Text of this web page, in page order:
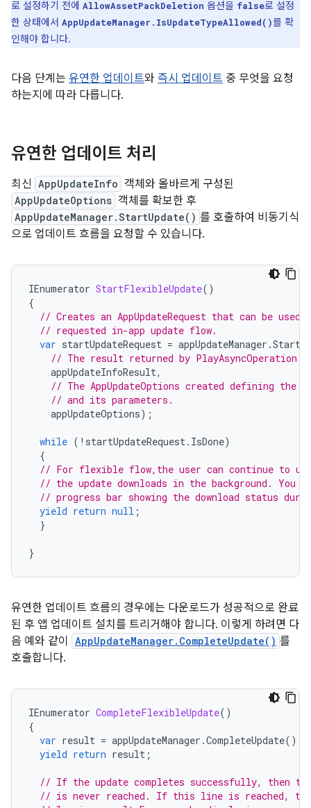
로 설정하기 전에 AllowAssetPackDeletion 옵션을 false로 설정
한 상태에서 AppUpdateManager.IsUpdateTypeAllowed()를 확
인해야 합니다.
다음 단계는 유연한 업데이트와 즉시 업데이트 중 무엇을 요청
하는지에 따라 다릅니다.
유연한 업데이트 처리
최신 AppUpdateInfo 객체와 올바르게 구성된
AppUpdateOptions 객체를 확보한 후
AppUpdateManager.StartUpdate() 를 호출하여 비동기식
으로 업데이트 흐름을 요청할 수 있습니다.
IEnumerator StartFlexibleUpdate()
{
// Creates an AppUpdateRequest that can be
// requested in-app update flow.
var startUpdateRequest = appUpdateManager .
// The result returned by
appUpdateInfoResult,
// The AppUpdateOptions created defining the
// and its parameters.
appUpdateOptions);
while ( ! startUpdateRequest. IsDone)
{
// For flexible flow,the user can continue to
// the update downloads in the background. You
// progress bar showing the download status
yield return null ;
}
}
유연한 업데이트 흐름의 경우에는 다운로드가 성공적으로 완료
된 후 앱 업데이트 설치를 트리거해야 합니다. 이렇게 하려면 다
음 예와 같이
AppUpdateManager.CompleteUpdate() 를
호출합니다.
IEnumerator CompleteFlexibleUpdate()
{
var result = appUpdateManager .CompleteUpdate();
yield return result ;
// If the update completes successfully, then
// is never reached. If this line is reached,